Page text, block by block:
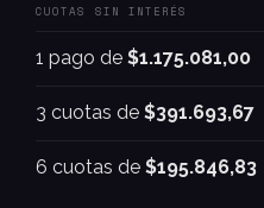
CUOTAS SIN INTERÉS
1 pago de $1.175.081,00
3 cuotas de $391.693,67
6 cuotas de $195.846,83